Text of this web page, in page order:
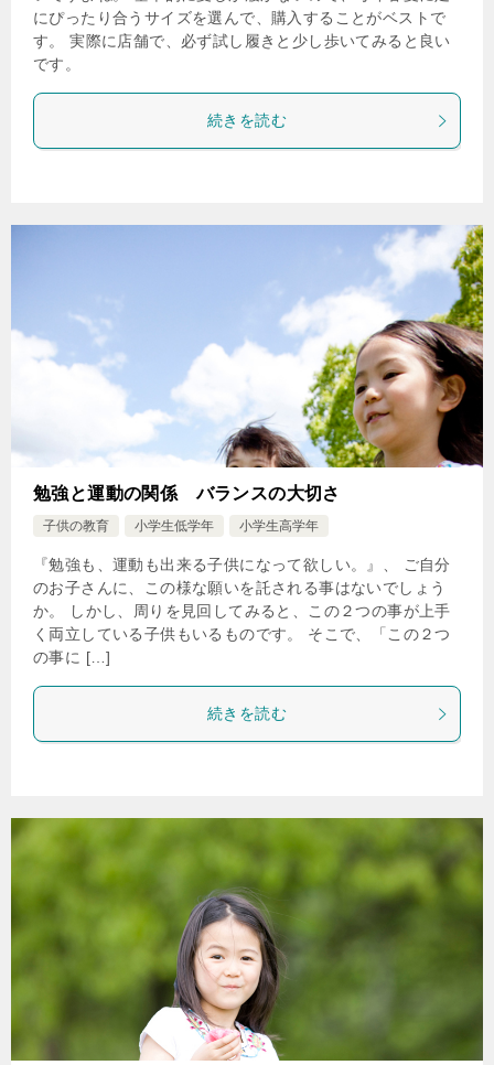
にぴったり合うサイズを選んで、購入することがベストで
す。 実際に店舗で、必ず試し履きと少し歩いてみると良い
です。
続きを読む
勉強と運動の関係 バランスの大切さ
子供の教育 小学生低学年 小学生高学年
『勉強も、運動も出来る子供になって欲しい。』、 ご自分
のお子さんに、この様な願いを託される事はないでしょう
か。 しかし、周りを見回してみると、この２つの事が上手
く両立している子供もいるものです。 そこで、「この２つ
の事に […]
続きを読む